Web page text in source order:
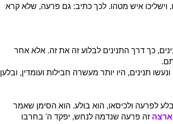
וישליכו איש מטהו. לכך כתיב: גם פרעה, שלא קרא
כך דרך התנינים לבלוע זה את זה. אלא אחר
תנינים, היו יותר מעשרה חבילות ועומדין, ובלען
לפרעה ולכיסאו, הוא בולע. הוא הסימן שאמר
ארצה זה פרעה שנדמה לנחש, יפקד ה' בחרבו